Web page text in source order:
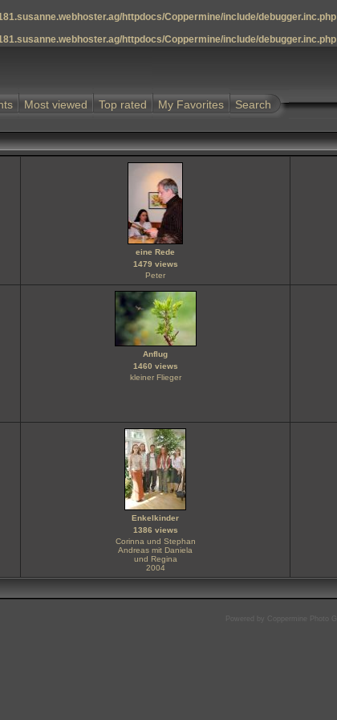
httpdocs/Coppermine/include/debugger.inc.php
httpdocs/Coppermine/include/debugger.inc.php
Most viewed Top rated My Favorites Search
eine Rede
1479 views
Peter
Anflug
1460 views
kleiner Flieger
Enkelkinder
1386 views
Corinna und Stephan
Andreas mit Daniela
und Regina
2004